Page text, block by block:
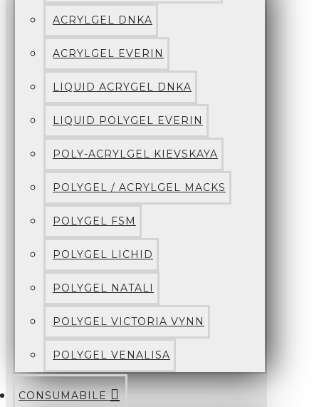
ACRYLGEL DNKA
ACRYLGEL EVERIN
LIQUID ACRYGEL DNKA
LIQUID POLYGEL EVERIN
POLY-ACRYLGEL KIEVSKAYA
POLYGEL / ACRYLGEL MACKS
POLYGEL FSM
POLYGEL LICHID
POLYGEL NATALI
POLYGEL VICTORIA VYNN
POLYGEL VENALISA
CONSUMABILE